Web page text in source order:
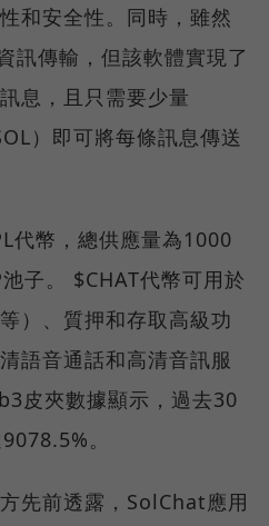
和安全性。同時，雖然
訊傳輸，但該軟體實現了
息，且只需要少量
）即可將每條訊息傳送
代幣，總供應量為1000
子。 $CHAT代幣可用於
）、質押和存取高級功
語音通話和高清音訊服
皮夾數據顯示，過去30
。
先前透露，SolChat應用